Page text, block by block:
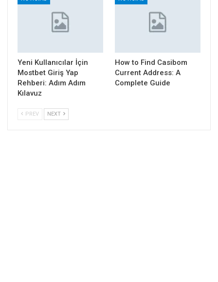
Yeni Kullanıcılar İçin
Mostbet Giriş Yap
Rehberi: Adım Adım
Kılavuz
How to Find Casibom
Current Address: A
Complete Guide
PREV NEXT